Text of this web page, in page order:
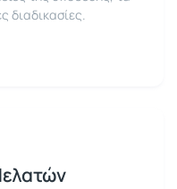
διαδικασίες.